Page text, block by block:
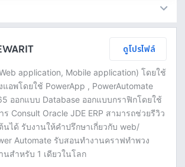
ดูโปรไฟล์
application, Mobile application) โดยใช้
อพโดยใช้ PowerApp , PowerAutomate
ออกแบบ Database ออกแบบกราฟิกโดยใช้
ร Consult Oracle JDE ERP สามารถช่วยรีวิว
ได้ รับงานให้คำปรึกษาเกี่ยวกับ web/
Automate รับสอนทำงานคราฟทำพวง
สำหรับ 1 เดียวในโลก